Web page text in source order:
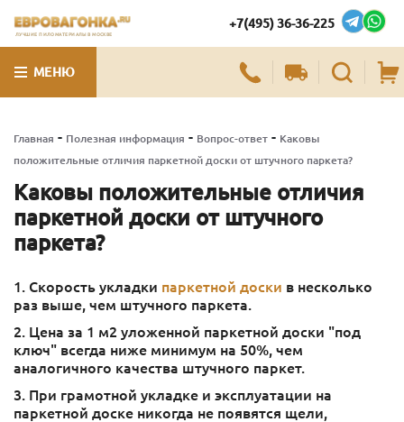
ЛУЧШИЕ ПИЛОМАТЕРИАЛЫ В МОСКВЕ
+7(495) 36-36-225
МЕНЮ
Главная - Полезная информация - Вопрос-ответ - Каковы
положительные отличия паркетной доски от штучного паркета?
Каковы положительные отличия
паркетной доски от штучного
паркета?
1. Скорость укладки паркетной доски в несколько
раз выше, чем штучного паркета.
2. Цена за 1 м2 уложенной паркетной доски "под
ключ" всегда ниже минимум на 50%, чем
аналогичного качества штучного паркет.
3. При грамотной укладке и эксплуатации на
паркетной доске никогда не появятся щели,